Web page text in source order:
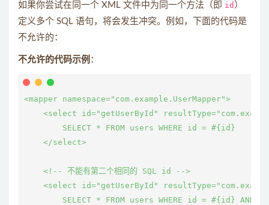
如果你尝试在同一个 XML 文件中为同一个方法（即 id ）
定义多个 SQL 语句，将会发生冲突。例如，下面的代码是
不允许的：
不允许的代码示例 ：
<mapper namespace="com.example.UserMapper">
<select id="getUserById"
        SELECT * FROM users WHERE id = #{id}
    </select>
    <!-- 不能有第二个相同的 SQL id -->
<select id="getUserById"
SELECT * FROM users WHERE id = #{id} AND